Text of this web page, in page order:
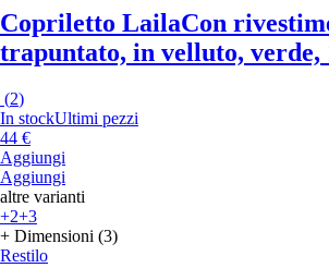
Copriletto LailaCon
trapuntato, in velluto, verde,
(2)
In stockUltimi pezzi
44 €
Aggiungi
Aggiungi
altre varianti
+2+3
+ Dimensioni (3)
Restilo